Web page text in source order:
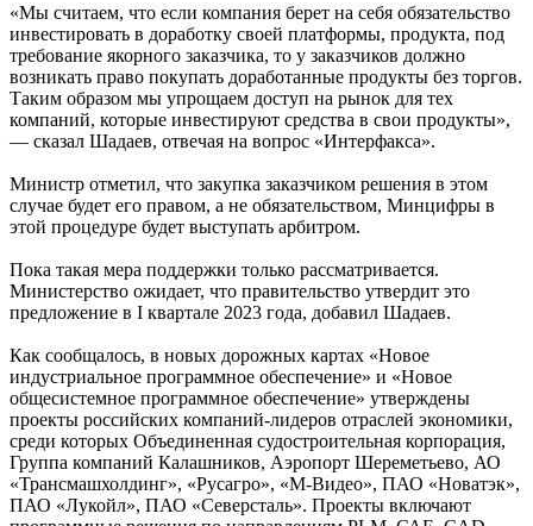
«Мы считаем, что если компания берет на себя обязательство
инвестировать в доработку своей платформы, продукта, под
требование якорного заказчика, то у заказчиков должно
возникать право покупать доработанные продукты без торгов.
Таким образом мы упрощаем доступ на рынок для тех
компаний, которые инвестируют средства в свои продукты»,
— сказал Шадаев, отвечая на вопрос «Интерфакса».
Министр отметил, что закупка заказчиком решения в этом
случае будет его правом, а не обязательством, Минцифры в
этой процедуре будет выступать арбитром.
Пока такая мера поддержки только рассматривается.
Министерство ожидает, что правительство утвердит это
предложение в I квартале 2023 года, добавил Шадаев.
Как сообщалось, в новых дорожных картах «Новое
индустриальное программное обеспечение» и «Новое
общесистемное программное обеспечение» утверждены
проекты российских компаний-лидеров отраслей экономики,
среди которых Объединенная судостроительная корпорация,
Группа компаний Калашников, Аэропорт Шереметьево, АО
«Трансмашхолдинг», «Русагро», «М-Видео», ПАО «Новатэк»,
ПАО «Лукойл», ПАО «Северсталь». Проекты включают